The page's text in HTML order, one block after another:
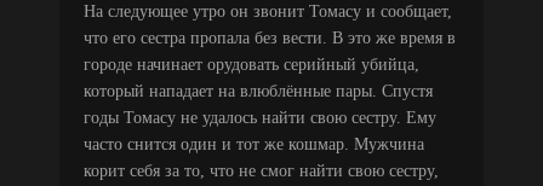
На следующее утро он звонит Томасу и сообщает,
что его сестра пропала без вести. В это же время в
городе начинает орудовать серийный убийца,
который нападает на влюблённые пары. Спустя
годы Томасу не удалось найти свою сестру. Ему
часто снится один и тот же кошмар. Мужчина
корит себя за то, что не смог найти свою сестру,